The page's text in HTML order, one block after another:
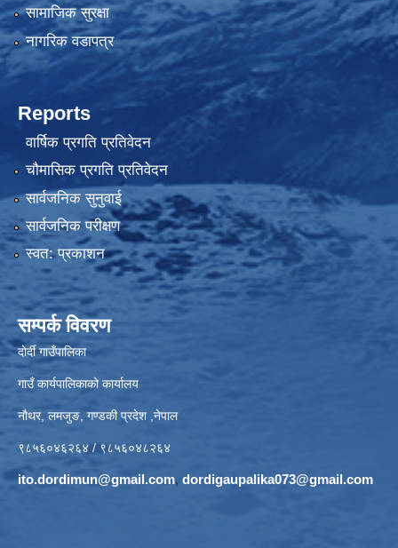
सामाजिक सुरक्षा
नागरिक वडापत्र
Reports
वार्षिक प्रगति प्रतिवेदन
चौमासिक प्रगति प्रतिवेदन
सार्वजनिक सुनुवाई
सार्वजनिक परीक्षण
स्वत: प्रकाशन
सम्पर्क विवरण
दोर्दी गाउँपालिका
गाउँ कार्यपालिकाको कार्यालय
नौथर, लमजुङ, गण्डकी प्रदेश ,नेपाल
९८५६०४६२६४ / ९८५६०४८२६४
ito.dordimun@gmail.com, dordigaupalika073@gmail.com